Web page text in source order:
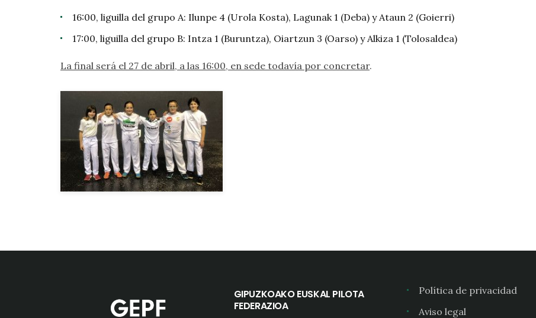
16:00, liguilla del grupo A: Ilunpe 4 (Urola Kosta), Lagunak 1 (Deba) y Ataun 2 (Goierri)
17:00, liguilla del grupo B: Intza 1 (Buruntza), Oiartzun 3 (Oarso) y Alkiza 1 (Tolosaldea)
La final será el 27 de abril, a las 16:00, en sede todavía por concretar.
GIPUZKOAKO EUSKAL PILOTA
FEDERAZIOA
Política de privacidad
Aviso legal